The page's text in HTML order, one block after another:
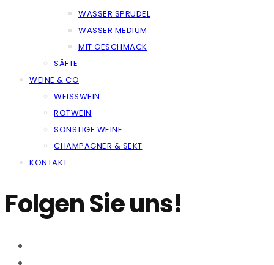
WASSER SPRUDEL
WASSER MEDIUM
MIT GESCHMACK
SÄFTE
WEINE & CO
WEISSWEIN
ROTWEIN
SONSTIGE WEINE
CHAMPAGNER & SEKT
KONTAKT
Folgen Sie uns!